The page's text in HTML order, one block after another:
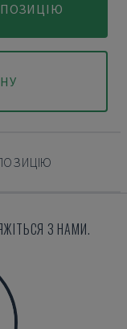
З НАМИ.